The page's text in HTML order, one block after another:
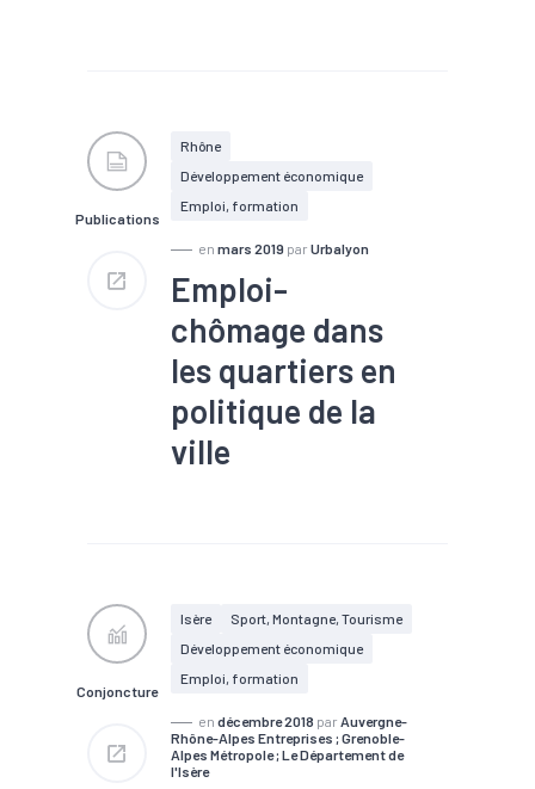
Publications
Rhône
Développement économique
Emploi, formation
en mars 2019 par Urbalyon
Emploi-
chômage dans
les quartiers en
politique de la
ville
Conjoncture
Isère
Sport, Montagne, Tourisme
Développement économique
Emploi, formation
en décembre 2018 par Auvergne-
Rhône-Alpes Entreprises ; Grenoble-
Alpes Métropole ; Le Département de
l'Isère